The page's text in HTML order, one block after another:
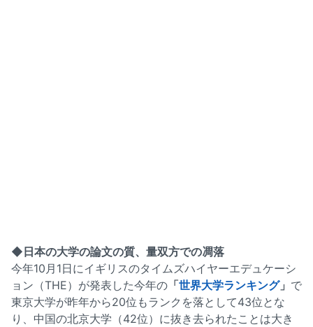
◆日本の大学の論文の質、量双方での凋落
今年10月1日にイギリスのタイムズハイヤーエデュケーシ
ョン（THE）が発表した今年の 「世界大学ランキング」 で
東京大学が昨年から20位もランクを落として43位とな
り、中国の北京大学（42位）に抜き去られたことは大き